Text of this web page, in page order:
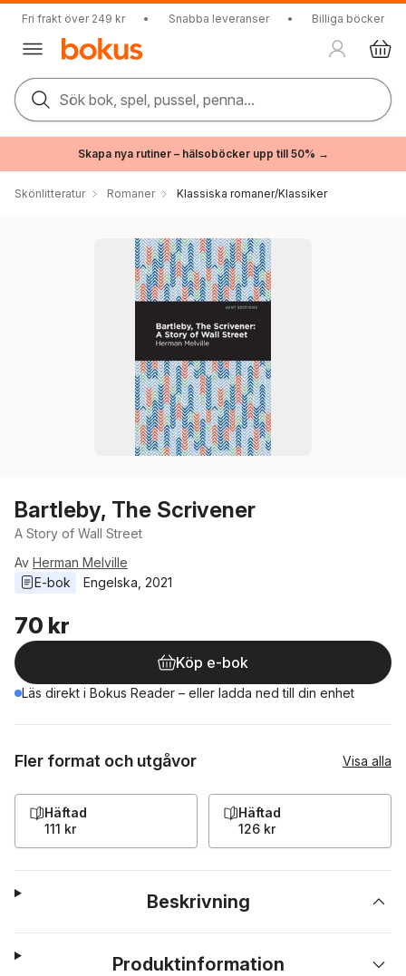
Fri frakt över 249 kr • Snabba leveranser • Billiga böcker
Sök bok, spel, pussel, penna...
Skapa nya rutiner – hälsoböcker upp till 50% →
Skönlitteratur Romaner Klassiska romaner/Klassiker
Bartleby, The Scrivener
A Story of Wall Street
Av Herman Melville
E-bok
Engelska 2021
70 kr
Köp e-bok
Läs direkt i Bokus Reader – eller ladda ned till din enhet
Fler format och utgåvor Visa alla
Häftad
111 kr
Häftad
126 kr
Beskrivning
Produktinformation